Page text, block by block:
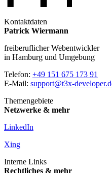
Kontaktdaten
Patrick Wiermann
freiberuflicher Webentwickler
in Hamburg und Umgebung
Telefon: +49 151 675 173 91
E-Mail: support@t3x-
Themengebiete
Netzwerke & mehr
LinkedIn
Xing
Interne Links
Rechtliches & mehr